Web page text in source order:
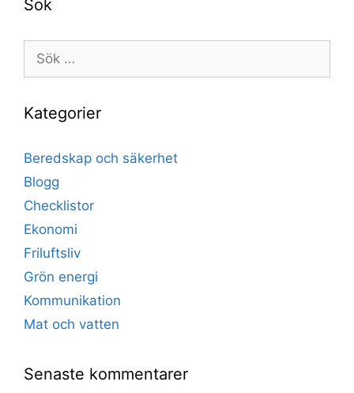
Sök
Sök
efter:
Kategorier
Beredskap och säkerhet
Blogg
Checklistor
Ekonomi
Friluftsliv
Grön energi
Kommunikation
Mat och vatten
Senaste kommentarer